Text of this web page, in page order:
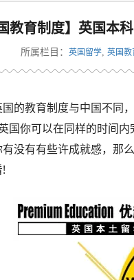
国教育制度】英国本
所属栏目： 英国留学, 英国教
的教育制度与中国不同
国你可以在同样的时间
没有有些许成就感，那